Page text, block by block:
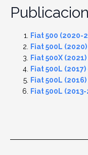
Fiat 500 (2020-
Fiat 500L
Fiat 500X
Fiat 500L
Fiat 500L
Fiat 500L